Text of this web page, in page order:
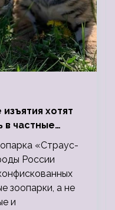
хотят
в частные
«Страус-
России
зоопарки, а не
и